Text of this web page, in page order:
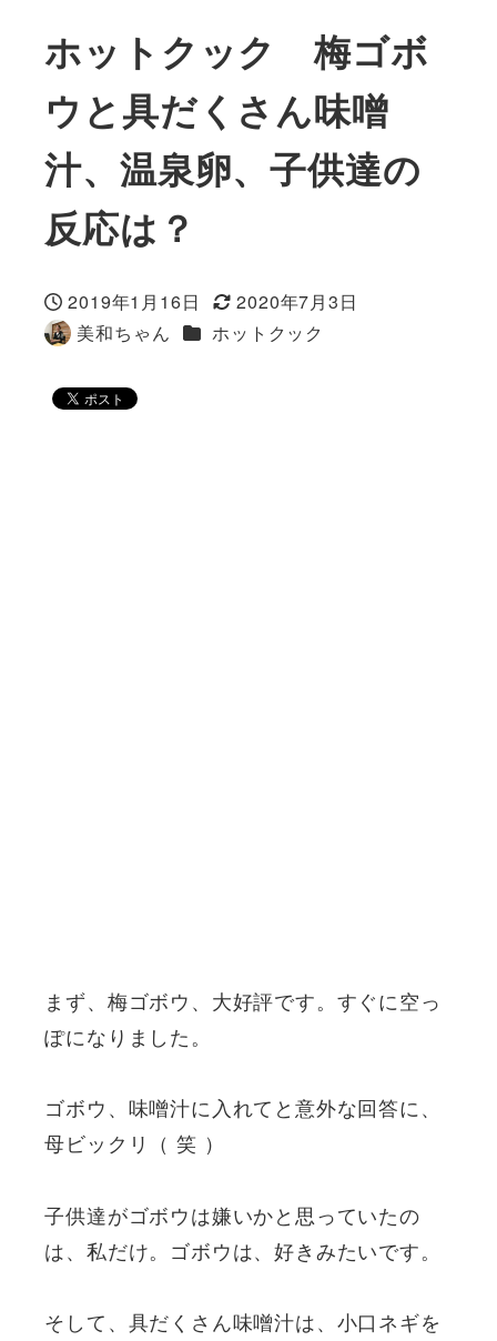
ホットクック 梅ゴボ
ウと具だくさん味噌
汁、温泉卵、子供達の
反応は？
投稿日
2019年1月16日
更新日
2020年7月3日
著
美和ちゃん カテゴリー
ホットクック
まず、梅ゴボウ、大好評です。すぐに空っ
ぽになりました。
ゴボウ、味噌汁に入れてと意外な回答に、
母ビックリ（ 笑 ）
子供達がゴボウは嫌いかと思っていたの
は、私だけ。ゴボウは、好きみたいです。
そして、具だくさん味噌汁は、小口ネギを